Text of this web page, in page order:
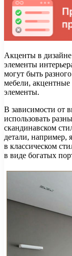
Акценты в
элементы
могут быть
мебели,
элементы.
В зависимости от
использовать
скандинавском
детали, например,
в классическом
в виде богатых